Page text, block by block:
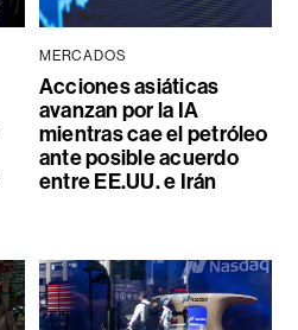
MERCADOS
Acciones asiáticas
avanzan por la IA
mientras cae el petróleo
ante posible acuerdo
entre EE.UU. e Irán